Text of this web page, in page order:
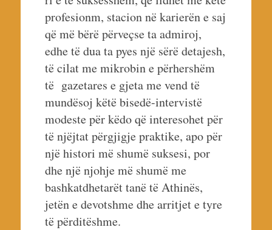
profesionm, stacion në karierën e saj
që më bërë përveçse ta admiroj,
edhe të dua ta pyes një sërë detajesh,
të cilat me mikrobin e përhershëm
të gazetares e gjeta me vend të
mundësoj këtë bisedë-intervistë
modeste për këdo që interesohet për
të njëjtat përgjigje praktike, apo për
një histori më shumë suksesi, por
dhe një njohje më shumë me
bashkatdhetarët tanë të Athinës,
jetën e devotshme dhe arritjet e tyre
të përditëshme.